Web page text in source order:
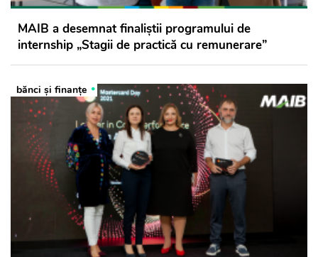
MAIB a desemnat finaliștii programului de
internship „Stagii de practică cu remunerare”
bănci şi finanţe